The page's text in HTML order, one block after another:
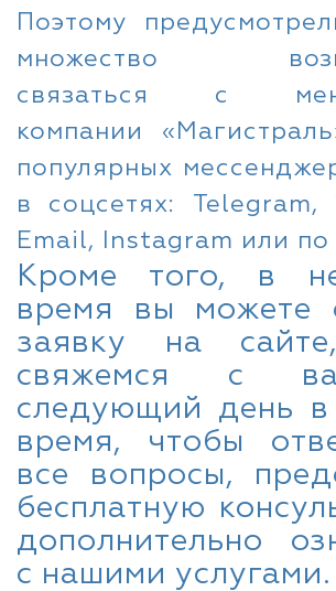
Поэтому
множество
связаться с
компании
популярных
в соцсетях: Telegram,
Email, Instagram или по
Кроме того, в
время вы можете
заявку на
свяжемся с
следующий день в
время, чтобы
все вопросы,
бесплатную
дополнительно
с нашими услугами.